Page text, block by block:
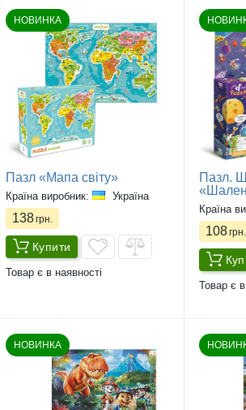
НОВИНКА
Пазл «Мапа світу»
Країна виробник: Україна
138грн.
Купити
Товар є в наявності
Пазл.
Країна
108грн.
Товар є в
НОВИНКА